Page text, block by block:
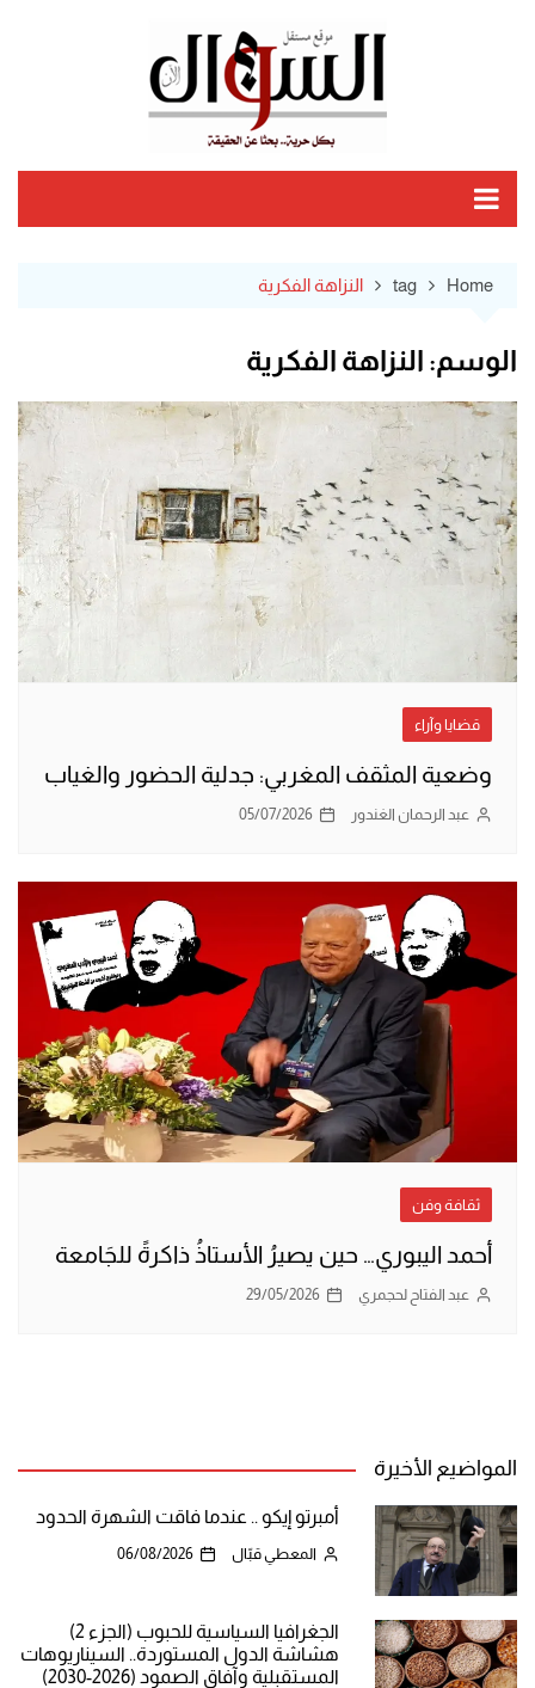
Home
tag النزاهة الفكرية
الوسم: النزاهة الفكرية
قضايا وآراء
وضعية المثقف المغربي: جدلية الحضور والغياب
عبد الرحمان الغندور 05/07/2026
ثقافة وفن
أحمد اليبوري… حين يصيرُ الأستاذُ ذاكرةً للجَامعة
عبد الفتاح لحجمري 29/05/2026
المواضيع الأخيرة
أمبرتو إيكو .. عندما فاقت الشهرة الحدود
المعطي قبّال 06/08/2026
الجغرافيا السياسية للحبوب (الجزء 2)
هشاشة الدول المستوردة.. السيناريوهات
المستقبلية وآفاق الصمود (2026-2030)